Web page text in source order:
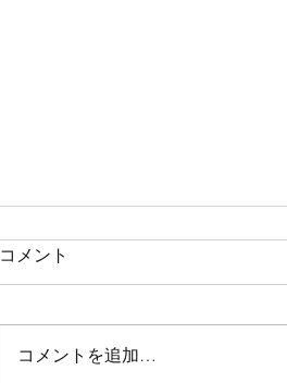
コメント
コメントを追加…